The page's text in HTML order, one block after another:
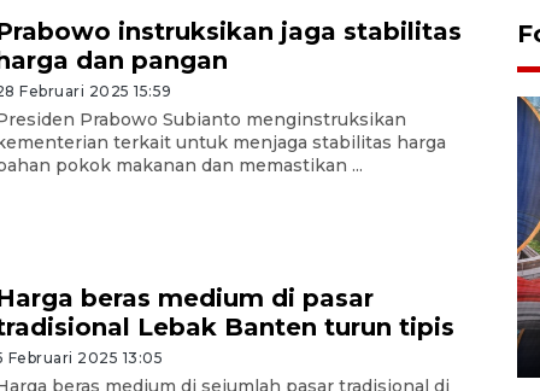
instruksikan jaga stabilitas
dan pangan
Februari 2025 15:59
Prabowo Subianto menginstruksikan
terkait untuk menjaga stabilitas harga
pokok makanan dan memastikan ...
beras medium di pasar
Lebak Banten turun tipis
Februari 2025 13:05
beras medium di sejumlah pasar tradisional di
perlintasan sebidang di
Stasiun Bogor